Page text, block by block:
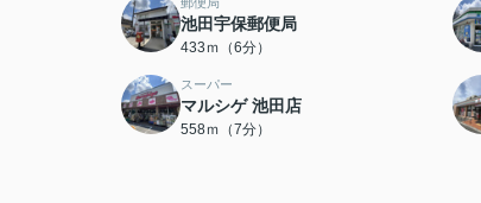
池田宇保郵便局
433ｍ（6分）
スーパー
マルシゲ 池田店
558ｍ（7分）